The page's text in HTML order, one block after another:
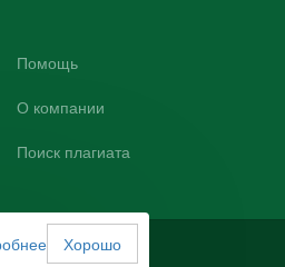
Помощь
О компании
Поиск плагиата
Хорошо